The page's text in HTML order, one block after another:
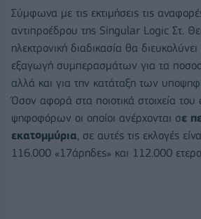
Σύμφωνα με τις εκτιμήσεις τις
αντιπροέδρου της Singular Logic Στ.
ηλεκτρονική διαδικασία θα
εξαγωγή συμπερασμάτων για τα
αλλά και για την κατάταξη των
Όσον αφορά στα ποιοτικά στοιχεία
ψηφοφόρων οι οποίοι ανέρχονται σε
εκατομμύρια , σε αυτές τις εκλογές
116.000 «17άρηδες» και 112.000